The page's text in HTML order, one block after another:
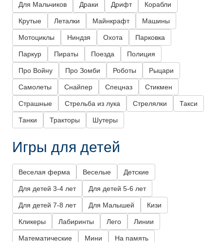
Для Мальчиков Драки Дрифт Корабли
Крутые Леталки Майнкрафт Машины
Мотоциклы Ниндзя Охота Парковка
Паркур Пираты Поезда Полиция
Про Войну Про Зомби Роботы Рыцари
Самолеты Снайпер Спецназ Стикмен
Страшные Стрельба из лука Стрелялки Такси
Танки Тракторы Шутеры
Игры для детей
Веселая ферма Веселые Детские
Для детей 3-4 лет Для детей 5-6 лет
Для детей 7-8 лет Для Малышей Кизи
Кликеры Лабиринты Лего Линии
Математические Мини На память